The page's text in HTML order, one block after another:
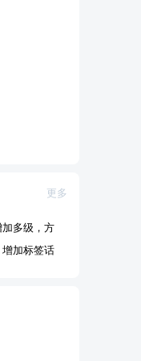
更多
多级，方
加标签话